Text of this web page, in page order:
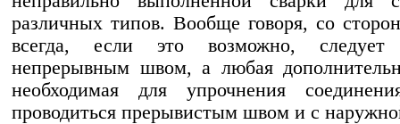
различных типов. Вообще говоря, со
всегда, если это возможно, следует
непрерывным швом, а любая
необходимая для упрочнения
проводиться прерывистым швом и с